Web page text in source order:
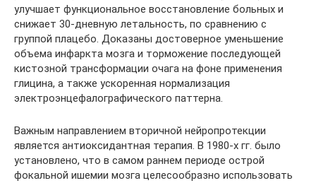
улучшает функциональное восстановление больных и
снижает 30-дневную летальность, по сравнению с
группой плацебо. Доказаны достоверное уменьшение
объема инфаркта мозга и торможение последующей
кистозной трансформации очага на фоне применения
глицина, а также ускоренная нормализация
электроэнцефалографического паттерна.
Важным направлением вторичной нейропротекции
является антиоксидантная терапия. В 1980-х гг. было
установлено, что в самом раннем периоде острой
фокальной ишемии мозга целесообразно использовать